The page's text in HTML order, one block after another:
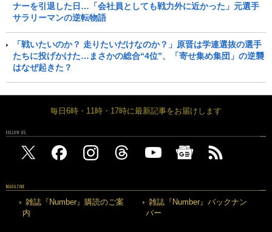
ナーを引退した日…「会社員としても戦力外に近かった」元選手
サラリーマンの逆転物語
「戦いたいのか？ 走りたいだけなのか？」原晋は学連選抜の選手
たちに投げかけた…まさかの総合“4位”、「寄せ集め集団」の逆襲
はなぜ起きた？
毎日6時・11時・17時に最新記事をお届けします
FOLLOW US
MAGAZINE
雑誌『Number』購読のご案
内
雑誌『Number』バックナン
バー